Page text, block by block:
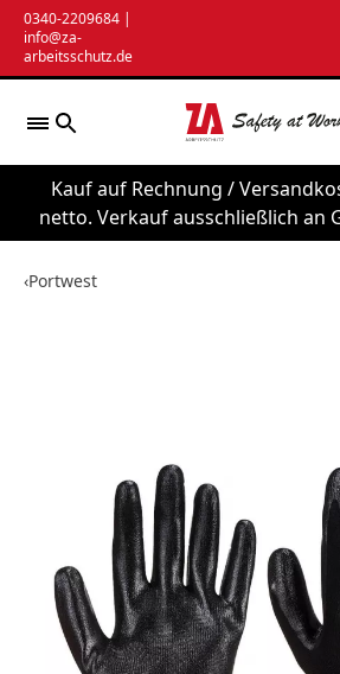
Zum
Inhalt
springen
0340-2209684 |
info@za-
arbeitsschutz.de
Kauf auf Rechnung /
netto. Verkauf ausschließlich an
‹Portwest